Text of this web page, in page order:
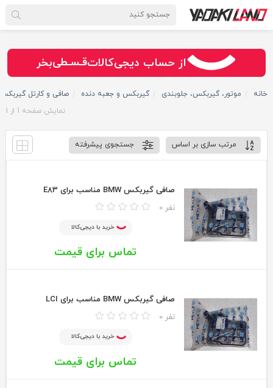
از حساب دیجی‌کالاتامـــــن
قـسـطی
بخر
خانه موتور، گیربکس، جلوبندی گیربکس و جعبه دنده
صافی و کارتل
نمایش صفحه 1 از 1
مرتب سازی بر اساس جستجوی پیشرفته
صافی گیربکس BMW مناسب برای E83
0 نفر
خرید با دیجی‌کالا
تماس برای قیمت
صافی گیربکس BMW مناسب برای LCI
0 نفر
خرید با دیجی‌کالا
تماس برای قیمت